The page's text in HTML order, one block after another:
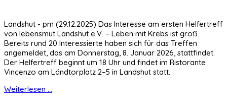
Landshut - pm (29.12.2025) Das Interesse am ersten Helfertreff
von lebensmut Landshut e.V. – Leben mit Krebs ist groß.
Bereits rund 20 Interessierte haben sich für das Treffen
angemeldet, das am Donnerstag, 8. Januar 2026, stattfindet.
Der Helfertreff beginnt um 18 Uhr und findet im Ristorante
Vincenzo am Ländtorplatz 2–5 in Landshut statt.
Weiterlesen ...